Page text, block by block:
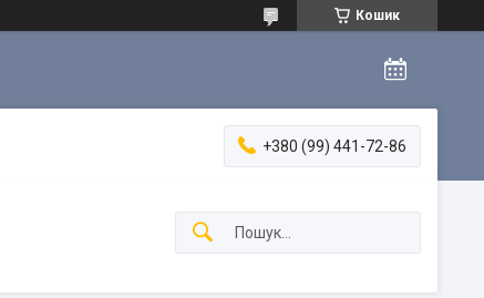
Кошик
+380 (99) 441-72-86